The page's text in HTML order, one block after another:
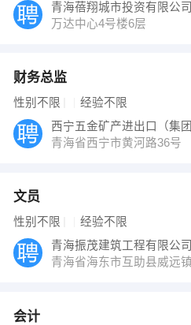
青海蓓翔城市投资有限公司
万达中心4号楼6层
财务总监
性别不限 经验不限
青海省西宁市黄河路36号
文员
性别不限 经验不限
青海振茂建筑工程有限公司
青海省海东市互助县威远
会计